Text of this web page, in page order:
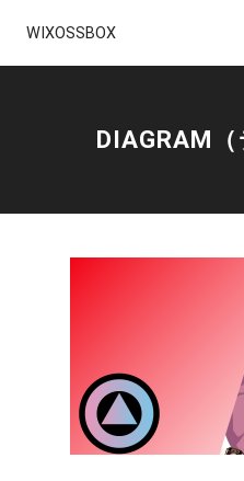
WIXOSSBOX
DIAGRAM（